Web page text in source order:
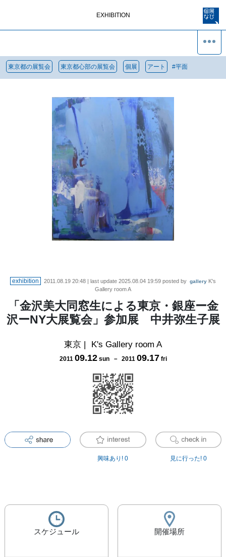
EXHIBITION
東京都の展覧会 東京都心部の展覧会 個展 アート #平面
exhibition 2011.08.19 20:48 | last update 2025.08.04 19:59 posted by gallery K's
Gallery room A
「金沢美大同窓生による東京・銀座ー金
沢ーNY大展覧会」参加展 中井弥生子展
東京 | K's Gallery room A
2011 09.12 sun－ 2011 09.17 fri
興味あり! 0 見に行った! 0
スケジュール 開催場所